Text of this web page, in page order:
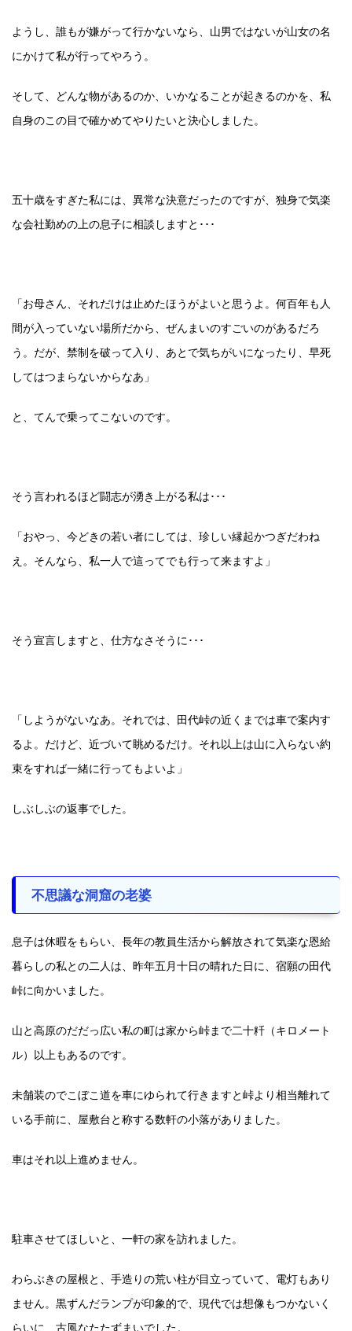
ようし、誰もが嫌がって行かないなら、山男ではないが山女の名
にかけて私が行ってやろう。
そして、どんな物があるのか、いかなることが起きるのかを、私
自身のこの目で確かめてやりたいと決心しました。
五十歳をすぎた私には、異常な決意だったのですが、独身で気楽
な会社勤めの上の息子に相談しますと･･･
「お母さん、それだけは止めたほうがよいと思うよ。何百年も人
間が入っていない場所だから、ぜんまいのすごいのがあるだろ
う。だが、禁制を破って入り、あとで気ちがいになったり、早死
してはつまらないからなあ」
と、てんで乗ってこないのです。
そう言われるほど闘志が湧き上がる私は･･･
「おやっ、今どきの若い者にしては、珍しい縁起かつぎだわね
え。そんなら、私一人で這ってでも行って来ますよ」
そう宣言しますと、仕方なさそうに･･･
「しようがないなあ。それでは、田代峠の近くまでは車で案内す
るよ。だけど、近づいて眺めるだけ。それ以上は山に入らない約
束をすれば一緒に行ってもよいよ」
しぶしぶの返事でした。
不思議な洞窟の老婆
息子は休暇をもらい、長年の教員生活から解放されて気楽な恩給
暮らしの私との二人は、昨年五月十日の晴れた日に、宿願の田代
峠に向かいました。
山と高原のだだっ広い私の町は家から峠まで二十粁（キロメート
ル）以上もあるのです。
未舗装のでこぼこ道を車にゆられて行きますと峠より相当離れて
いる手前に、屋敷台と称する数軒の小落がありました。
車はそれ以上進めません。
駐車させてほしいと、一軒の家を訪れました。
わらぶきの屋根と、手造りの荒い柱が目立っていて、電灯もあり
ません。黒ずんだランプが印象的で、現代では想像もつかないく
らいに、古風なたたずまいでした。